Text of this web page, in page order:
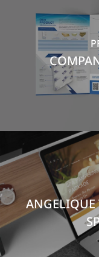
ANGELIQUE